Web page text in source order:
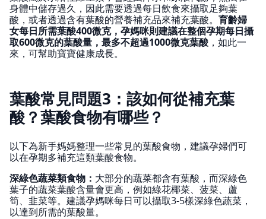
身體中儲存過久，因此需要透過每日飲食來攝取足夠葉
酸，或者透過含有葉酸的營養補充品來補充葉酸。 育齡婦
女每日所需葉酸400微克，孕媽咪則建議在整個孕期每日攝
取600微克的葉酸量，最多不超過1000微克葉酸 ，如此一
來，可幫助寶寶健康成長。
葉酸常見問題3：該如何從補充葉
酸？葉酸食物有哪些？
以下為新手媽媽整理一些常見的葉酸食物，建議孕婦們可
以在孕期多補充這類葉酸食物。
深綠色蔬菜類食物： 大部分的蔬菜都含有葉酸，而深綠色
葉子的蔬菜葉酸含量會更高，例如綠花椰菜、菠菜、蘆
筍、韭菜等。建議孕媽咪每日可以攝取3-5樣深綠色蔬菜，
以達到所需的葉酸量。